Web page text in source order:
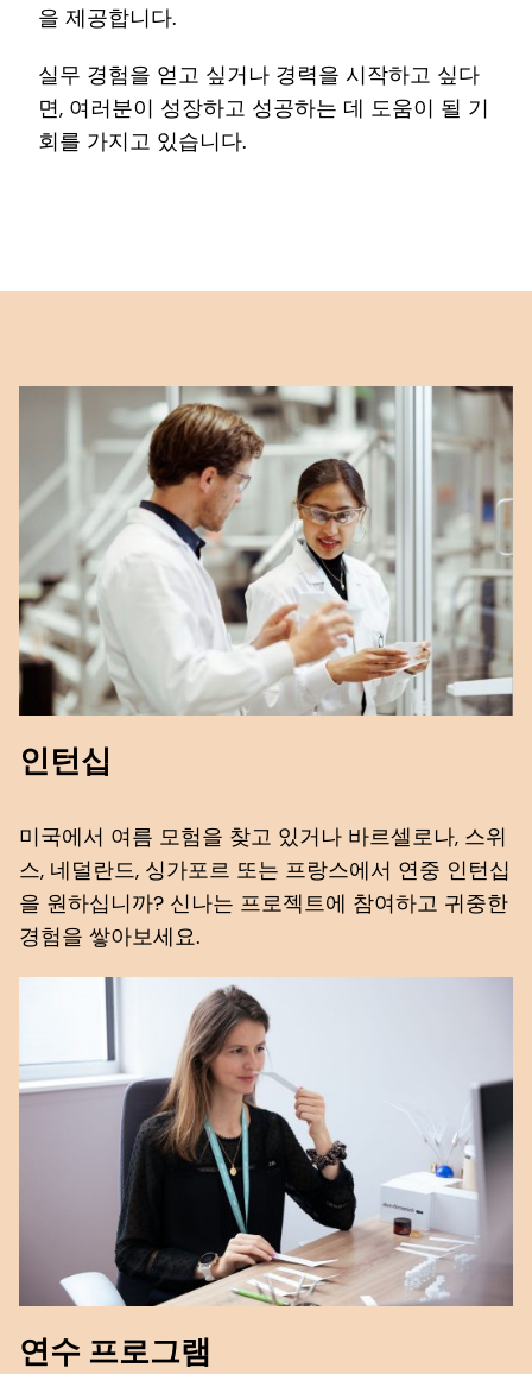
을 제공합니다.
실무 경험을 얻고 싶거나 경력을 시작하고 싶다
면, 여러분이 성장하고 성공하는 데 도움이 될 기
회를 가지고 있습니다.
인턴십
미국에서 여름 모험을 찾고 있거나 바르셀로나, 스위
스, 네덜란드, 싱가포르 또는 프랑스에서 연중 인턴십
을 원하십니까? 신나는 프로젝트에 참여하고 귀중한
경험을 쌓아보세요.
연수 프로그램